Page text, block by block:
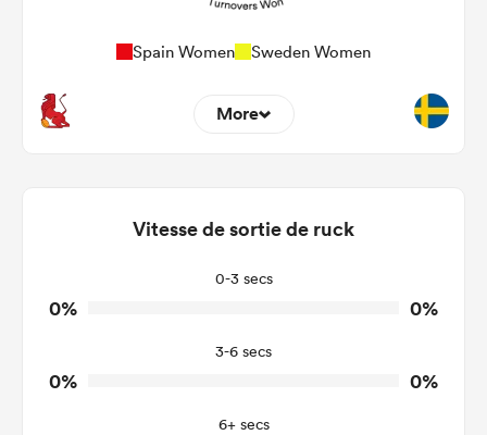
Spain Women Sweden Women
More
Tackles Made
Tackles Missed
0
0
0
0
Tackle Offload Allowed
Vitesse de sortie de ruck
0-3 secs
0% 0%
3-6 secs
0% 0%
6+ secs